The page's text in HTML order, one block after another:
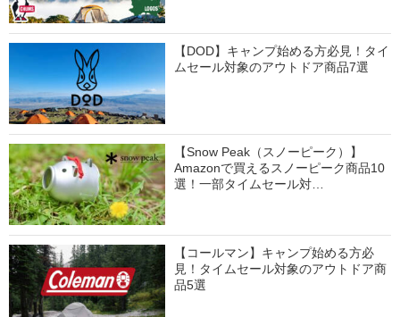
【DOD】キャンプ始める方必見！タイ
ムセール対象のアウトドア商品7選
【Snow Peak（スノーピーク）】
Amazonで買えるスノーピーク商品10
選！一部タイムセール対…
【コールマン】キャンプ始める方必
見！タイムセール対象のアウトドア商
品5選